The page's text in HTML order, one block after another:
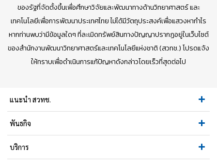
ของรัฐที่จัดตั้งขึ้นเพื่อศึกษาวิจัยและพัฒนาทางด้านวิทยาศาสตร์ และ
เทคโนโลยีเพื่อการพัฒนาประเทศไทย ไม่ได้มีวัตถุประสงค์เพื่อแสวงหากำไร
หากท่านพบว่ามีข้อมูลใดๆ ที่ละเมิดทรัพย์สินทางปัญญาปรากฏอยู่ในเว็บไซต์
ของสำนักงานพัฒนาวิทยาศาสตร์และเทคโนโลยีแห่งชาติ (สวทช.) โปรดแจ้ง
ให้ทราบเพื่อดำเนินการแก้ปัญหาดังกล่าวโดยเร็วที่สุดต่อไป
แนะนำ สวทช.
พันธกิจ
บริการ